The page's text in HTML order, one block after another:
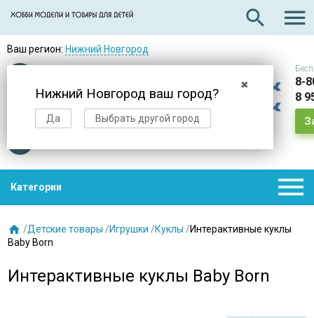
search 
Ваш регион: Нижний Новгород
✖
Нижний Новгород ваш город?
Да Выбрать другой город
Доставкав день заказа
8-
8
Категории 
 /Детские товары /Игрушки /Куклы /Интерактивные куклы
Baby Born
Интерактивные куклы Baby Born